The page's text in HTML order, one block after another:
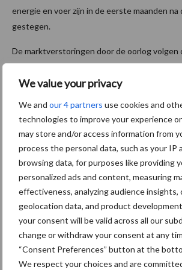
We value your privacy
We and our 4 partners use cookies and
technologies to improve your experience
may store and/or access information from
process the personal data, such as your IP
browsing data, for purposes like providing
personalized ads and content, measuring
effectiveness, analyzing audience
geolocation data, and product
your consent will be valid across all our
change or withdraw your consent at any
“Consent Preferences” button at the
We respect your choices and are
energie en voer zijn in de eerste maanden na
gestegen.
De marktverstoringen door de oorlog volgen
tijdens de coronapandemie in 2020-2021 op.
tot afzetproblemen en juist tot lage af-
Bron: Agrimatie
Aanbevolen voor jou!
“Vraag naar
Polen groter dan